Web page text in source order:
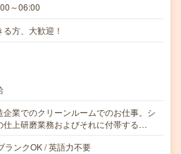
～06:00
方、大歓迎！
業でのクリーンルームでのお仕事。シ
仕上研磨業務およびそれに付帯する…
ランクOK / 英語力不要